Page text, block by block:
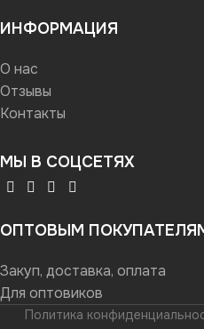
ИНФОРМАЦИЯ
О нас
Отзывы
Контакты
МЫ В СОЦСЕТЯХ
ОПТОВЫМ
Закуп, доставка, оплата
Для оптовиков
Политика